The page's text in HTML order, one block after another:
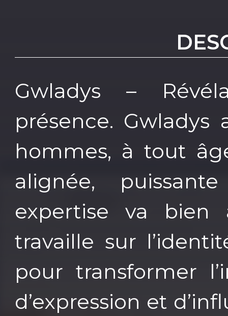
Gwladys –
présence.
hommes, à tout
alignée,
expertise va
travaille sur
pour transformer
d’expression et